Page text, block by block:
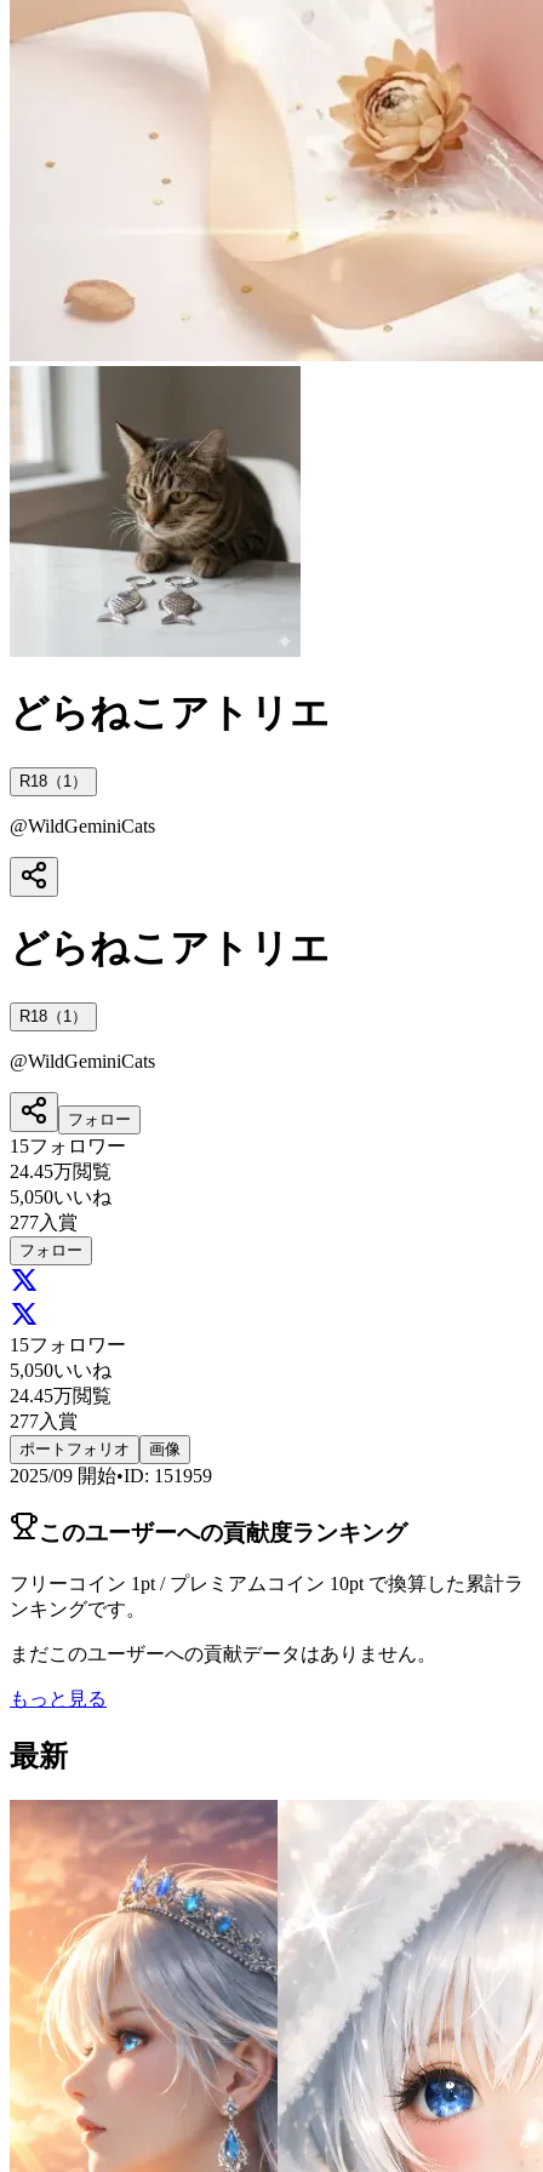
どらねこアトリエ
R18（1）
@WildGeminiCats
どらねこアトリエ
R18（1）
@WildGeminiCats
フォロー
15フォロワー
24.45万閲覧
5,050いいね
277入賞
フォロー
15フォロワー
5,050いいね
24.45万閲覧
277入賞
ポートフォリオ 画像
2025/09 開始•ID: 151959
このユーザーへの貢献度ランキング
フリーコイン 1pt / プレミアムコイン 10pt で換算した累計ラ
ンキングです。
まだこのユーザーへの貢献データはありません。
もっと見る
最新